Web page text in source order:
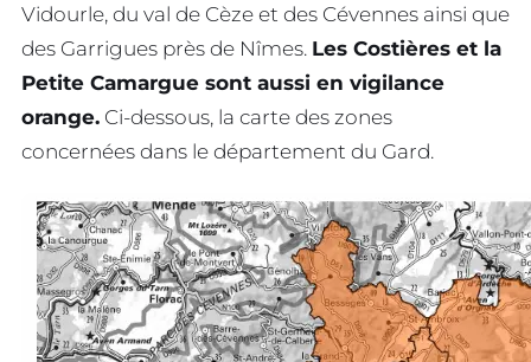
Vidourle, du val de Cèze et des Cévennes ainsi que
des Garrigues près de Nîmes. Les Costières et la
Petite Camargue sont aussi en vigilance
orange. Ci-dessous, la carte des zones
concernées dans le département du Gard.